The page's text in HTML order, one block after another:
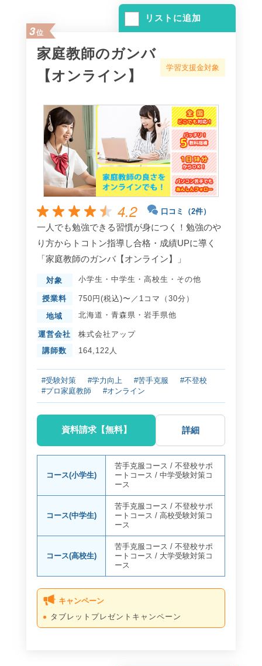
リストに追加
3位
家庭教師のガンバ
【オンライン】
学習支援金対象
4.2 口コミ（2件）
一人でも勉強できる習慣が身につく！勉強のや
り方からトコトン指導し合格・成績UPに導く
「家庭教師のガンバ【オンライン】」
対象 小学生 ・ 中学生 ・ 高校生 ・ その他
授業料 750円(税込)〜／1コマ（30分）
地域 北海道 ・ 青森県 ・ 岩手県他
運営会社
株式会社アップ
講師数
164,122人
#受験対策 #学力向上 #苦手克服
#不登校
#プロ家庭教師
#オンライン
資料請求【無料】 詳細
コース(小学生)
苦手克服コース /不登校サポ
ートコース /中学受験対策コ
ース
コース(中学生)
苦手克服コース /不登校サポ
ートコース /高校受験対策コ
ース
コース(高校生)
苦手克服コース /不登校サポ
ートコース /大学受験対策コ
ース
キャンペーン
タブレットプレゼントキャンペーン